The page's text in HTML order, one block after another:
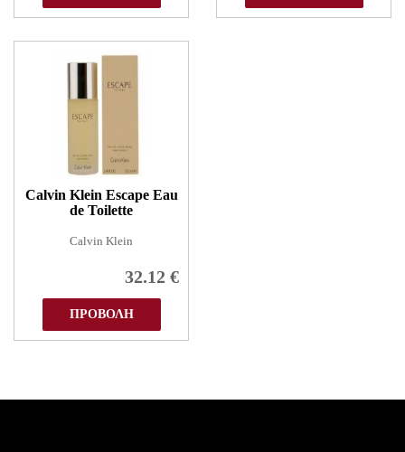
Calvin Klein Escape Eau
de Toilette
Calvin Klein
32.12 €
ΠΡΟΒΟΛΗ